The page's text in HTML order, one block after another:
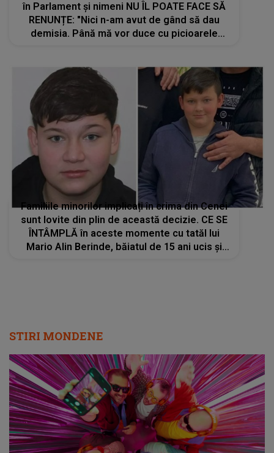
în Parlament și nimeni NU ÎL POATE FACE SĂ
RENUNȚE: "Nici n-am avut de gând să dau
demisia. Până mă vor duce cu picioarele
Familiile minorilor implicați în crima din Cenei
sunt lovite din plin de această decizie. CE SE
ÎNTÂMPLĂ în aceste momente cu tatăl lui
Mario Alin Berinde, băiatul de 15 ani ucis și
STIRI MONDENE